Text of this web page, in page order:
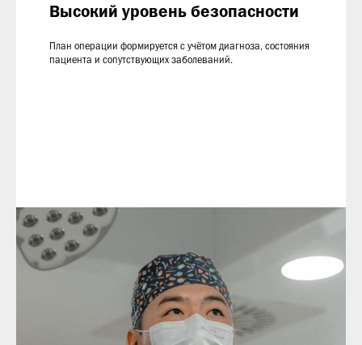
Высокий уровень безопасности
План операции формируется с учётом диагноза, состояния
пациента и сопутствующих заболеваний.